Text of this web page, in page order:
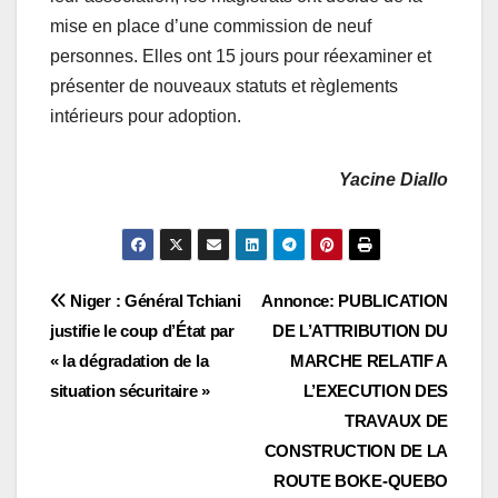
mise en place d’une commission de neuf
personnes. Elles ont 15 jours pour réexaminer et
présenter de nouveaux statuts et règlements
intérieurs pour adoption.
Yacine Diallo
Navigation
de
l’article
Annonce: PUBLICATION
DE L’ATTRIBUTION DU
MARCHE RELATIF A
L’EXECUTION DES
TRAVAUX DE
CONSTRUCTION DE LA
ROUTE BOKE-QUEBO
Niger : Général Tchiani
justifie le coup d’État par
« la dégradation de la
situation sécuritaire »